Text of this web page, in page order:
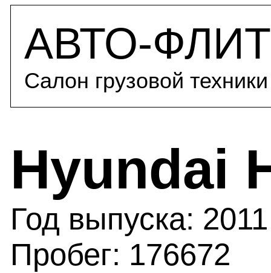
АВТО-ФЛИТ
Салон грузовой техники
Hyundai
Год выпуска: 2011
Пробег: 176672